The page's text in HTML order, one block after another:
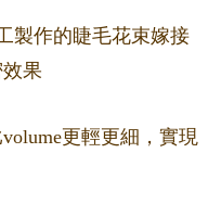
製作的睫毛花束嫁接
果
更輕更細，實現